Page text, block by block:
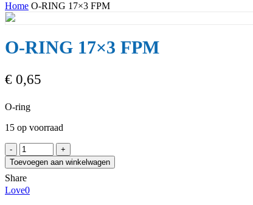
Home O-RING 17×3 FPM
O-RING 17×3 FPM
€ 0,65
O-ring
15 op voorraad
O-
RING
17x3
FPM
aantal
Toevoegen aan winkelwagen
Share
Love0